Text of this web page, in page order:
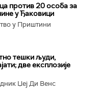
против 20 особа за
у Ђаковици
у Приштини
тешки људи,
две експлозије
Џеј Ди Венс